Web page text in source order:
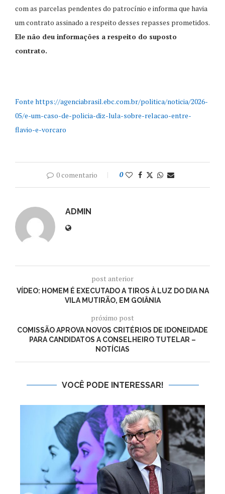
com as parcelas pendentes do patrocínio e informa que havia
um contrato assinado a respeito desses repasses prometidos.
Ele não deu informações a respeito do suposto
contrato.
Fonte https://agenciabrasil.ebc.com.br/politica/noticia/2026-
05/e-um-caso-de-policia-diz-lula-sobre-relacao-entre-
flavio-e-vorcaro
0 comentario 0
ADMIN
post anterior
VÍDEO: HOMEM É EXECUTADO A TIROS À LUZ DO DIA NA
VILA MUTIRÃO, EM GOIÂNIA
próximo post
COMISSÃO APROVA NOVOS CRITÉRIOS DE IDONEIDADE
PARA CANDIDATOS A CONSELHEIRO TUTELAR –
NOTÍCIAS
VOCÊ PODE INTERESSAR!